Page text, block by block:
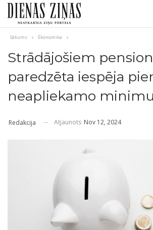
Sākums Ekonomika
Strādājošiem
paredzēta iespēja
neapliekamo
Redakcija Atjaunots Nov 12, 2024